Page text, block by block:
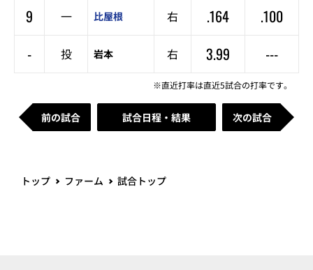
9 一 比屋根 右 .164
.100
-
投 岩本 右 3.99 ---
※直近打率は直近5試合の打率です。
前の試合 試合日程・結果 次の試合
トップ ファーム 試合トップ